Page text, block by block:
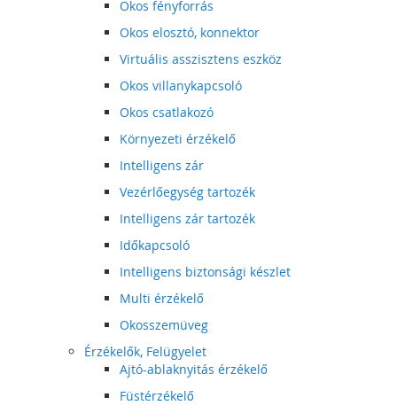
Okos fényforrás
Okos elosztó, konnektor
Virtuális asszisztens eszköz
Okos villanykapcsoló
Okos csatlakozó
Környezeti érzékelő
Intelligens zár
Vezérlőegység tartozék
Intelligens zár tartozék
Időkapcsoló
Intelligens biztonsági készlet
Multi érzékelő
Okosszemüveg
Érzékelők, Felügyelet
Ajtó-ablaknyitás érzékelő
Füstérzékelő